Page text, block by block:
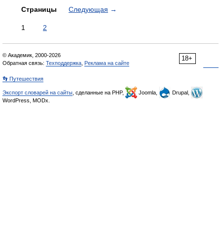
Страницы Следующая →
1 2
18+
© Академик, 2000-2026
Обратная связь: Техподдержка Реклама на сайте
👣 Путешествия
Экспорт словарей на сайты , сделанные на PHP, Joomla,
Drupal,
WordPress, MODx.